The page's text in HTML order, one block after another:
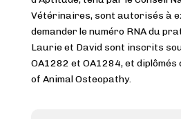
Vétérinaires, sont autorisés à
demander le numéro RNA du
Laurie et David sont inscrits
OA1282 et OA1284, et diplômés
of Animal Osteopathy.